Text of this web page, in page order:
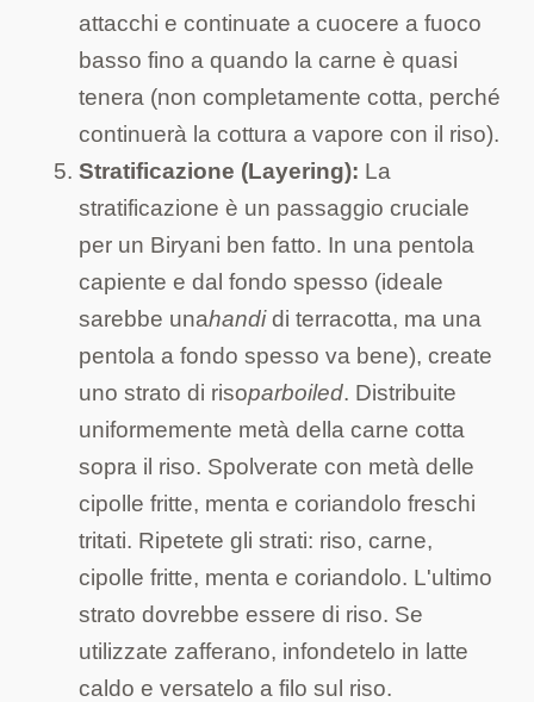
attacchi e continuate a cuocere a fuoco
basso fino a quando la carne è quasi
tenera (non completamente cotta, perché
continuerà la cottura a vapore con il riso).
Stratificazione (Layering): La
stratificazione è un passaggio cruciale
per un Biryani ben fatto. In una pentola
capiente e dal fondo spesso (ideale
sarebbe unahandidi terracotta, ma una
pentola a fondo spesso va bene), create
uno strato di risoparboiled. Distribuite
uniformemente metà della carne cotta
sopra il riso. Spolverate con metà delle
cipolle fritte, menta e coriandolo freschi
tritati. Ripetete gli strati: riso, carne,
cipolle fritte, menta e coriandolo. L'ultimo
strato dovrebbe essere di riso. Se
utilizzate zafferano, infondetelo in latte
caldo e versatelo a filo sul riso.